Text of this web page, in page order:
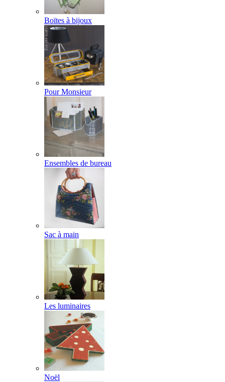
Boïtes à bijoux
Pour Monsieur
Ensembles de bureau
Sac à main
Les luminaires
Noël